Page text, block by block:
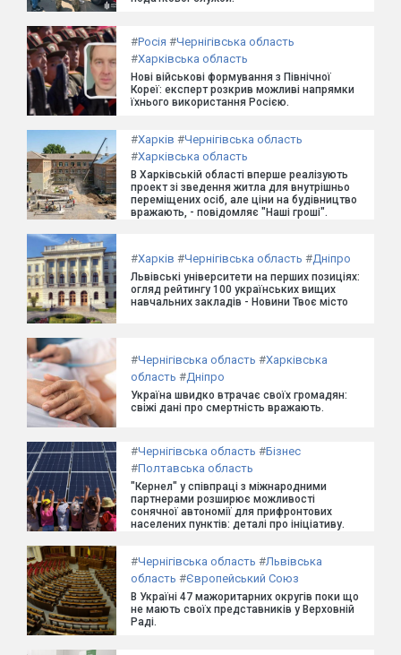
#Росія #Чернігівська область
#Харківська область
Нові військові формування з Північної
Кореї: експерт розкрив можливі напрямки
їхнього використання Росією.
#Харків #Чернігівська область
#Харківська область
В Харківській області вперше реалізують
проект зі зведення житла для внутрішньо
переміщених осіб, але ціни на будівництво
вражають, - повідомляє "Наші гроші".
#Харків #Чернігівська область #Дніпро
Львівські університети на перших позиціях:
огляд рейтингу 100 українських вищих
навчальних закладів - Новини Твоє місто
#Чернігівська область #Харківська
область #Дніпро
Україна швидко втрачає своїх громадян:
свіжі дані про смертність вражають.
#Чернігівська область #Бізнес
#Полтавська область
"Кернел" у співпраці з міжнародними
партнерами розширює можливості
сонячної автономії для прифронтових
населених пунктів: деталі про ініціативу.
#Чернігівська область #Львівська
область #Європейський Союз
В Україні 47 мажоритарних округів поки що
не мають своїх представників у Верховній
Раді.